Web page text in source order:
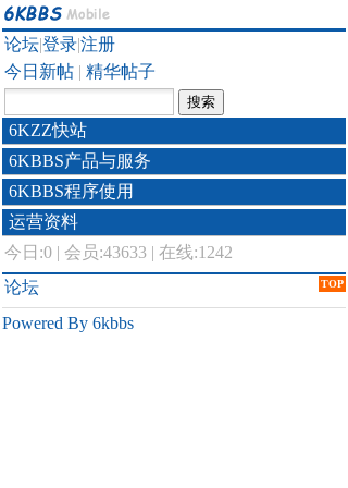
论坛|登录|注册
今日新帖 | 精华帖子
6KZZ快站
6KBBS产品与服务
6KBBS程序使用
运营资料
今日:0 | 会员:43633 | 在线:1242
TOP
论坛
Powered By 6kbbs